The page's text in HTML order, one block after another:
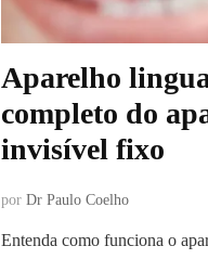
Aparelho
completo do
invisível fixo
por Dr Paulo Coelho
Entenda como funciona o